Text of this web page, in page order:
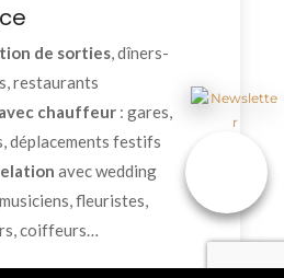
de sorties, dîners-
restaurants
chauffeur : gares,
déplacements festifs
avec wedding
fleuristes,
coiffeurs…